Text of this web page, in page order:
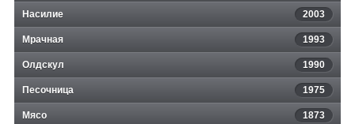
Насилие 2003
Мрачная 1993
Олдскул 1990
Песочница 1975
Мясо 1873